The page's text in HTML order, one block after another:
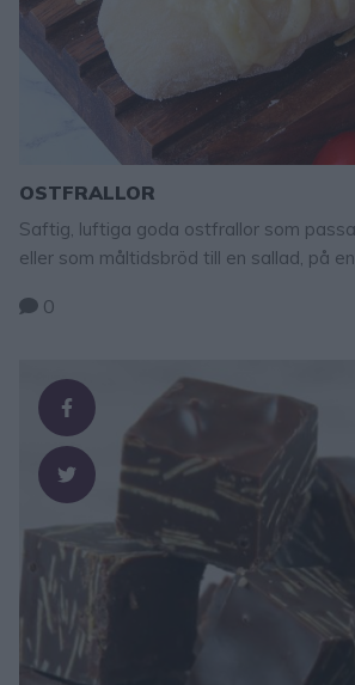
OSTFRALLOR
Saftig, luftiga goda ostfrallor som
eller som måltidsbröd till en sallad, på
goda! Tips! Du kan byta ut ca 4 dl
0